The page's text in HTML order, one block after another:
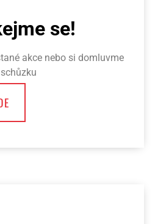
se!
akce nebo si domluvme
schůzku